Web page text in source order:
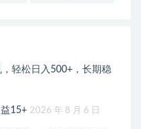
轻松日入500+，长期稳
15+ 2026 年 8 月 6 日